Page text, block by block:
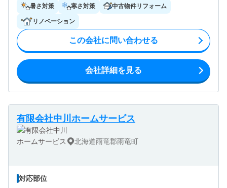
暑さ対策 寒さ対策 中古物件リフォーム
リノベーション
この会社に問い合わせる
会社詳細を見る
有限会社中川ホームサービス
北海道雨竜郡雨竜町
対応部位